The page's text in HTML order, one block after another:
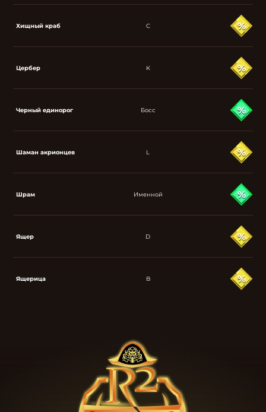
Хищный краб C
Цербер K
Черный единорог Босс
Шаман акрионцев L
Шрам Именной
Ящер D
Ящерица B